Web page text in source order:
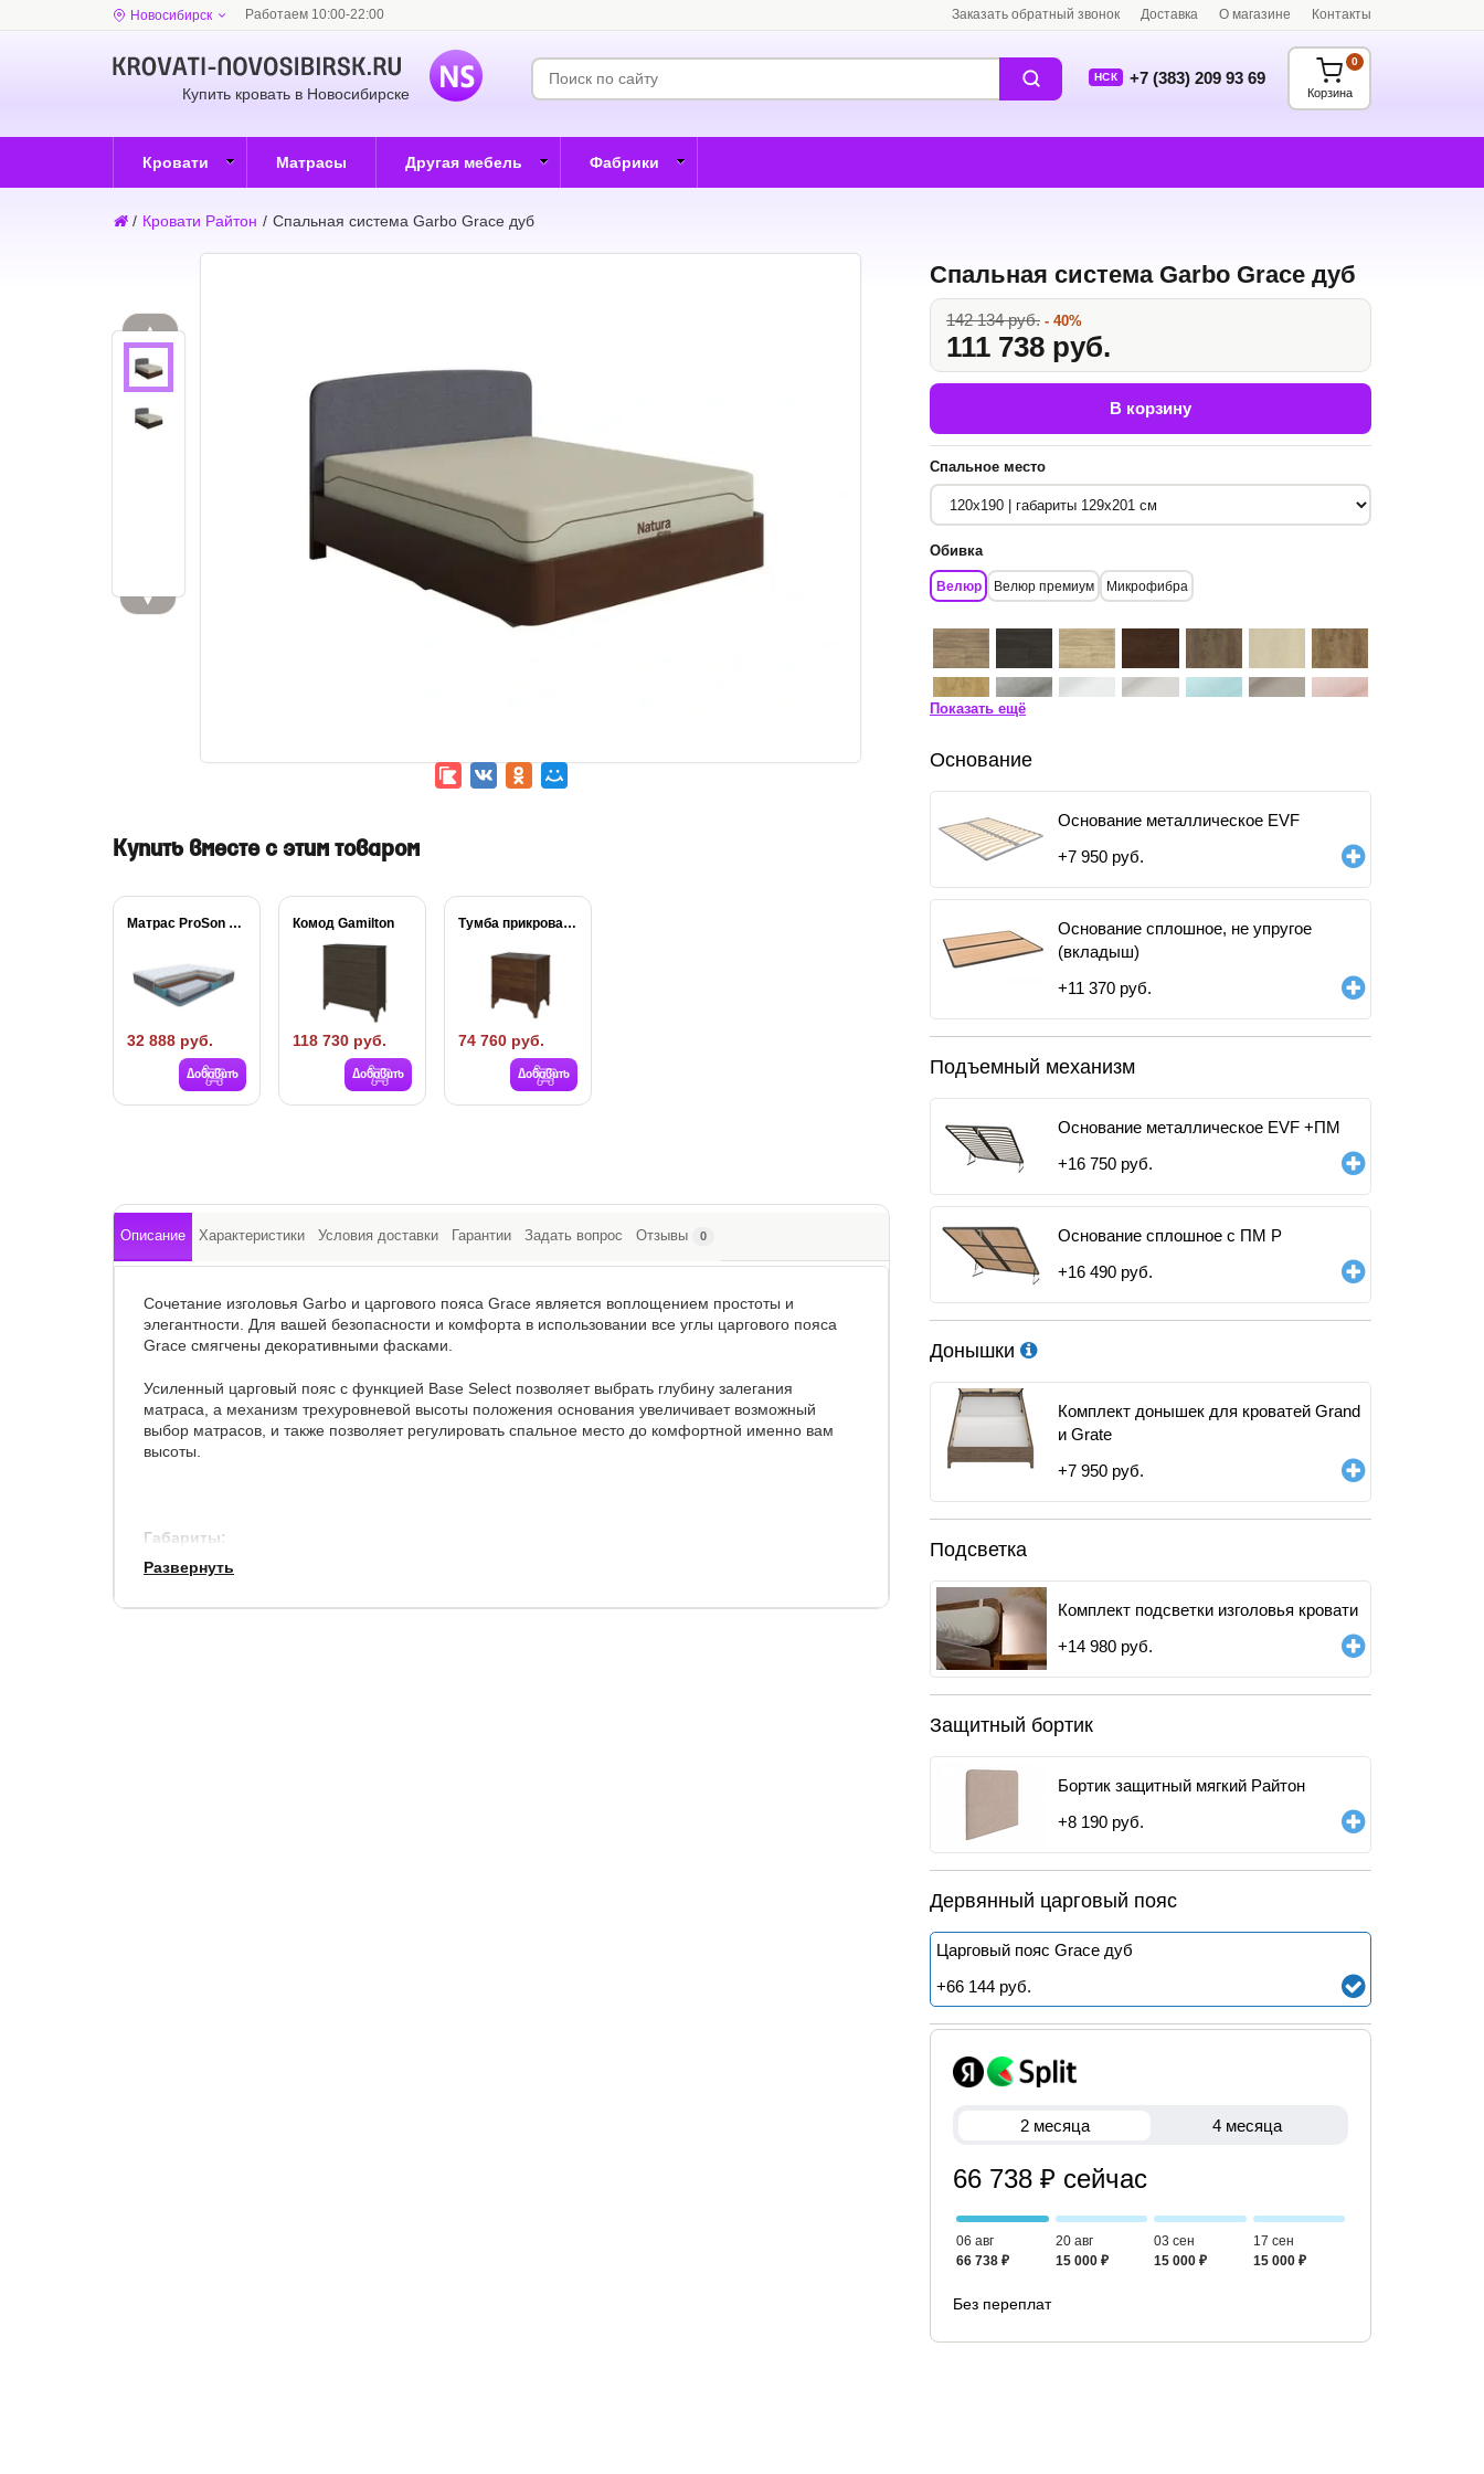
Новосибирск Работаем 10:00-22:00 Заказать обратный звонок Доставка О магазине Контакты
Купить кровать в Новосибирске
НСК +7 (383) 209 93 69
Корзина
0
Кровати Матрасы Другая мебель Фабрики
/ Кровати Райтон / Спальная система Garbo Grace дуб
▲
▼
Спальная система Garbo Grace дуб
142 134 руб. - 40%
111 738 руб.
В корзину
Спальное место
Обивка
Велюр Велюр премиум Микрофибра
Показать ещё
Основание
Основание металлическое EVF
+7 950 руб.
Основание сплошное, не упругое
(вкладыш)
+11 370 руб.
Подъемный механизм
Основание металлическое EVF +ПМ
+16 750 руб.
Основание сплошное с ПМ Р
+16 490 руб.
Донышки
Комплект донышек для кроватей Grand
и Grate
+7 950 руб.
Подсветка
Комплект подсветки изголовья кровати
+14 980 руб.
Защитный бортик
Бортик защитный мягкий Райтон
+8 190 руб.
Дервянный царговый пояс
Царговый пояс Grace дуб
+66 144 руб.
2 месяца 4 месяца
66 738 ₽ сейчас
06 авг
66 738 ₽
20 авг
15 000 ₽
03 сен
15 000 ₽
17 сен
15 000 ₽
Без переплат
Купить вместе с этим товаром
Матрас ProSon Prestige...
32 888 руб.
Добавить
Комод Gamilton
118 730 руб.
Добавить
Тумба прикроватная Gamilton
74 760 руб.
Добавить
Описание Характеристики Условия доставки Гарантии Задать вопрос Отзывы 0
Сочетание изголовья Garbo и царгового пояса Grace является воплощением простоты и
элегантности. Для вашей безопасности и комфорта в использовании все углы царгового пояса
Grace смягчены декоративными фасками.
Усиленный царговый пояс с функцией Base Select позволяет выбрать глубину залегания
матраса, а механизм трехуровневой высоты положения основания увеличивает возможный
выбор матрасов, и также позволяет регулировать спальное место до комфортной именно вам
высоты.
Габариты:
+ 9
+ 11 110 / 39
Развернуть